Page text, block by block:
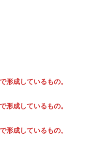
成しているもの。
成しているもの。
成しているもの。